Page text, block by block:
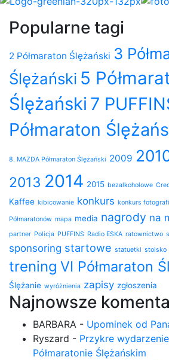
Popularne tagi
2 Półmaraton Ślężański 3
Ślężański 5
Ślężański 7
Półmaraton
8. MAZDA Półmaraton Ślężański 2009
2013 2014 2015 bezalkoholowe
Kaffee kibicowanie konkurs konkurs
Półmaratonów mapa media nagrody na
partner Policja PUFFINS Radio ESKA ratownictwo
sponsoring startowe statuetki stoisko
trening VI Półmaraton
Ślężanie wyróżnienia zapisy zgłoszenia
Najnowsze
BARBARA - Upominek od
Ryszard - Przykre
Półmaratonie Ślężańskim